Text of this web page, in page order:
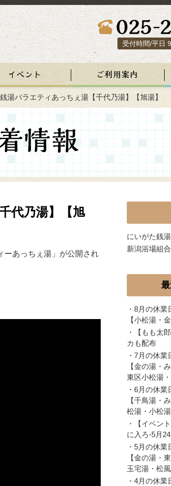
受付時間/平日
湯バラエティあっちぇ湯【千代乃湯】【旭湯】
代乃湯】【旭
ーあっちぇ湯」が公開され
にいがた銭
新潟浴場組
・ 8月の休業
【小松湯・
・
【もも太
カも配布
・ 7月の休業
【金の湯・
東区小松湯
・ 6月の休業
【千鳥湯・
松湯・小松湯
・
【イベン
に入ろ-5月
・ 5月の休業
【金の湯・
玉宅湯・松風
・ 4月の休業